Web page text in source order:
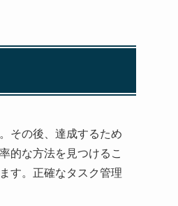
その後、達成するため
的な方法を見つけるこ
す。正確なタスク管理